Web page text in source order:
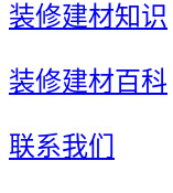
装修建材知识
装修建材百科
联系我们